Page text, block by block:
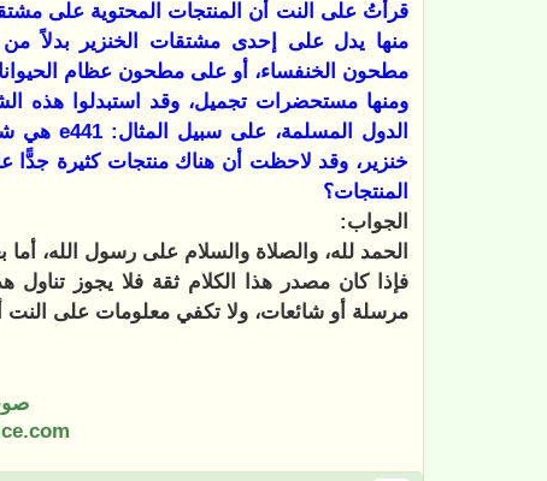
قرأتُ على النت أن المنتجات المحتوية على
منها يدل على إحدى مشتقات الخنزير بدلاً من
مطحون الخنفساء، أو على مطحون عظام الحيوانات
ومنها مستحضرات تجميل، وقد استبدلوا هذه
الدول المسلمة، على سبيل المثال:e441 هي
خنزير، وقد لاحظت أن هناك منتجات كثيرة جدًّا
المنتجات؟
الجواب:
الحمد لله، والصلاة والسلام على رسول الله، أما
فإذا كان مصدر هذا الكلام ثقة فلا يجوز تناول
مرسلة أو شائعات، ولا تكفي معلومات على